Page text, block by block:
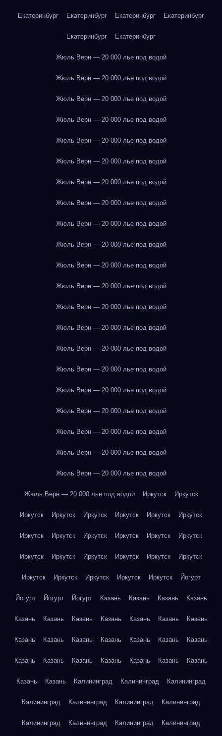
Екатеринбург Екатеринбург Екатеринбург Екатеринбург
Екатеринбург Екатеринбург
Жюль Верн — 20 000 лье под водой
Жюль Верн — 20 000 лье под водой
Жюль Верн — 20 000 лье под водой
Жюль Верн — 20 000 лье под водой
Жюль Верн — 20 000 лье под водой
Жюль Верн — 20 000 лье под водой
Жюль Верн — 20 000 лье под водой
Жюль Верн — 20 000 лье под водой
Жюль Верн — 20 000 лье под водой
Жюль Верн — 20 000 лье под водой
Жюль Верн — 20 000 лье под водой
Жюль Верн — 20 000 лье под водой
Жюль Верн — 20 000 лье под водой
Жюль Верн — 20 000 лье под водой
Жюль Верн — 20 000 лье под водой
Жюль Верн — 20 000 лье под водой
Жюль Верн — 20 000 лье под водой
Жюль Верн — 20 000 лье под водой
Жюль Верн — 20 000 лье под водой
Жюль Верн — 20 000 лье под водой
Жюль Верн — 20 000 лье под водой
Жюль Верн — 20 000 лье под водой Иркутск Иркутск
Иркутск Иркутск Иркутск Иркутск Иркутск Иркутск
Иркутск Иркутск Иркутск Иркутск Иркутск Иркутск
Иркутск Иркутск Иркутск Иркутск Иркутск Иркутск
Иркутск Иркутск Иркутск Иркутск Иркутск Йогурт
Йогурт Йогурт Йогурт Казань Казань Казань Казань
Казань Казань Казань Казань Казань Казань Казань
Казань Казань Казань Казань Казань Казань Казань
Казань Казань Казань Казань Казань Казань Казань
Казань Казань Калининград Калининград Калининград
Калининград Калининград Калининград Калининград
Калининград Калининград Калининград Калининград